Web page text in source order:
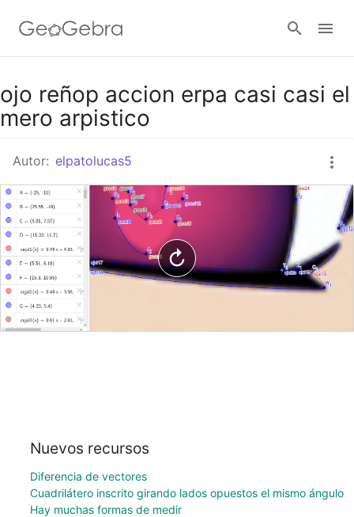
Google Classroom
Abrir sesión
ojo reñop accion erpa casi casi el
mero arpistico
Autor: elpatolucas5
Nuevos recursos
Diferencia de vectores
Cuadrilátero inscrito girando lados opuestos el mismo ángulo
Hay muchas formas de medir